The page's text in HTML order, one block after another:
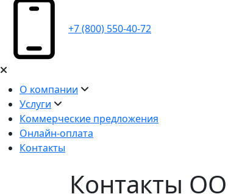
+7 (800) 550-40-72
О компании
Услуги
Коммерческие предложения
Онлайн-оплата
Контакты
Контакты